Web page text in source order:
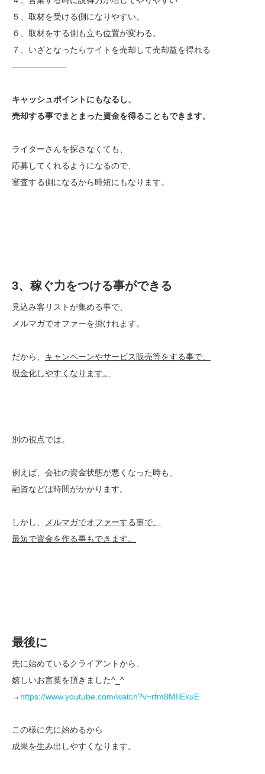
５、取材を受ける側になりやすい。
６、取材をする側も立ち位置が変わる。
７、いざとなったらサイトを売却して売却益を得れる
——————–
キャッシュポイントにもなるし、
売却する事でまとまった資金を得ることもできます。
ライターさんを探さなくても、
応募してくれるようになるので、
審査する側になるから時短にもなります。
3、稼ぐ力をつける事ができる
見込み客リストが集める事で、
メルマガでオファーを掛けれます。
だから、 キャンペーンやサービス販売等をする事で、
現金化しやすくなります。
別の視点では。
例えば、会社の資金状態が悪くなった時も、
融資などは時間がかかります。
しかし、
メルマガでオファーする事で、
最短で資金を作る事もできます。
最後に
先に始めているクライアントから、
嬉しいお言葉を頂きました^_^
→ https://www.youtube.com/watch?v=rfm8MIiEkuE
この様に先に始めるから
成果を生み出しやすくなります。